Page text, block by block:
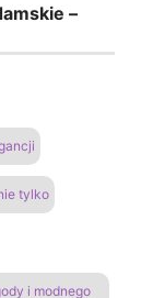
–
tylko
i modnego